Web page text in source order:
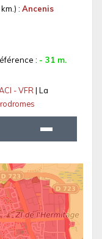
: Ancenis
: - 31 m.
- VFR| La